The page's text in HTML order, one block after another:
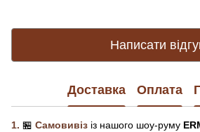
Написати
Доставка Оплата
1. 🏪 Самовивіз із нашого шоу-руму